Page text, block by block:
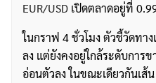
EUR/USD เปิดตลาดอยู่ที่
ในกราฟ 4 ชั่วโมง ตัวชี้วัดทา
ลง แต่ยังคงอยู่ใกล้ระดับการ
อ่อนตัวลง ในขณะเดียวกันเส้